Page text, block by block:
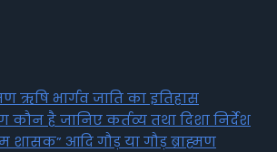
ऋषि भार्गव जाति का इतिहास
कौन है जानिए कर्तव्य तथा दिशा निर्देश
शासक” आदि गौड़ या गौड़ ब्राह्मण